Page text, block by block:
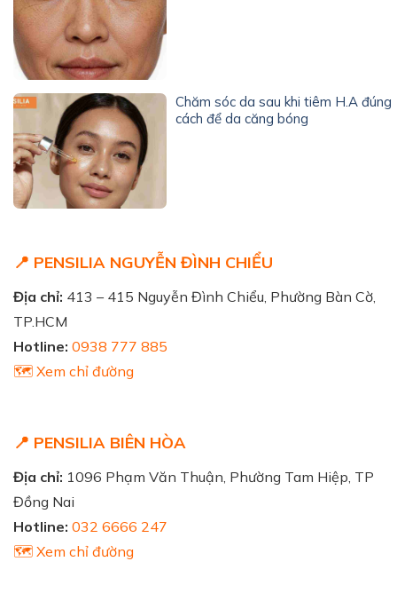
Chăm sóc da sau khi tiêm H.A đúng
cách để da căng bóng
📍 PENSILIA NGUYỄN ĐÌNH CHIỂU
Địa chỉ: 413 – 415 Nguyễn Đình Chiểu, Phường Bàn Cờ,
TP.HCM
Hotline: 0938 777 885
🗺️ Xem chỉ đường
📍 PENSILIA BIÊN HÒA
Địa chỉ: 1096 Phạm Văn Thuận, Phường Tam Hiệp, TP
Đồng Nai
Hotline: 032 6666 247
🗺️ Xem chỉ đường